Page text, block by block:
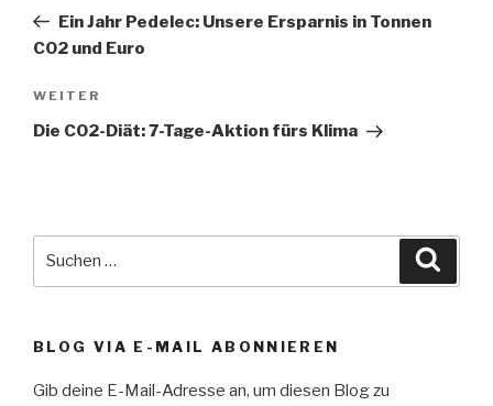
Beitrag
Ein Jahr Pedelec: Unsere Ersparnis in Tonnen
CO2 und Euro
Nächster
Beitrag
WEITER
Die CO2-Diät: 7-Tage-Aktion fürs Klima
BLOG VIA E-MAIL ABONNIEREN
Gib deine E-Mail-Adresse an, um diesen Blog zu